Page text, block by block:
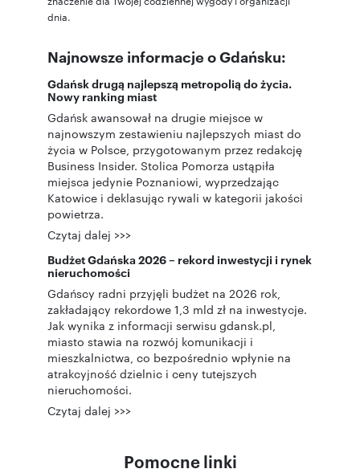
dnia.
Najnowsze informacje o Gdańsku:
Gdańsk drugą najlepszą metropolią do życia.
Nowy ranking miast
Gdańsk awansował na drugie miejsce w
najnowszym zestawieniu najlepszych miast do
życia w Polsce, przygotowanym przez redakcję
Business Insider. Stolica Pomorza ustąpiła
miejsca jedynie Poznaniowi, wyprzedzając
Katowice i deklasując rywali w kategorii jakości
powietrza.
Czytaj dalej >>>
Budżet Gdańska 2026 – rekord inwestycji i rynek
nieruchomości
Gdańscy radni przyjęli budżet na 2026 rok,
zakładający rekordowe 1,3 mld zł na inwestycje.
Jak wynika z informacji serwisu gdansk.pl,
miasto stawia na rozwój komunikacji i
mieszkalnictwa, co bezpośrednio wpłynie na
atrakcyjność dzielnic i ceny tutejszych
nieruchomości.
Czytaj dalej >>>
Pomocne linki